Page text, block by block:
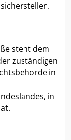
steht dem
zuständigen
in
in